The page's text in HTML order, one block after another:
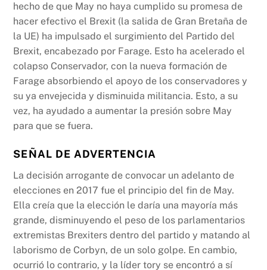
hecho de que May no haya cumplido su promesa de
hacer efectivo el Brexit (la salida de Gran Bretaña de
la UE) ha impulsado el surgimiento del Partido del
Brexit, encabezado por Farage. Esto ha acelerado el
colapso Conservador, con la nueva formación de
Farage absorbiendo el apoyo de los conservadores y
su ya envejecida y disminuida militancia. Esto, a su
vez, ha ayudado a aumentar la presión sobre May
para que se fuera.
SEÑAL DE ADVERTENCIA
La decisión arrogante de convocar un adelanto de
elecciones en 2017 fue el principio del fin de May.
Ella creía que la elección le daría una mayoría más
grande, disminuyendo el peso de los parlamentarios
extremistas Brexiters dentro del partido y matando al
laborismo de Corbyn, de un solo golpe. En cambio,
ocurrió lo contrario, y la líder tory se encontró a sí